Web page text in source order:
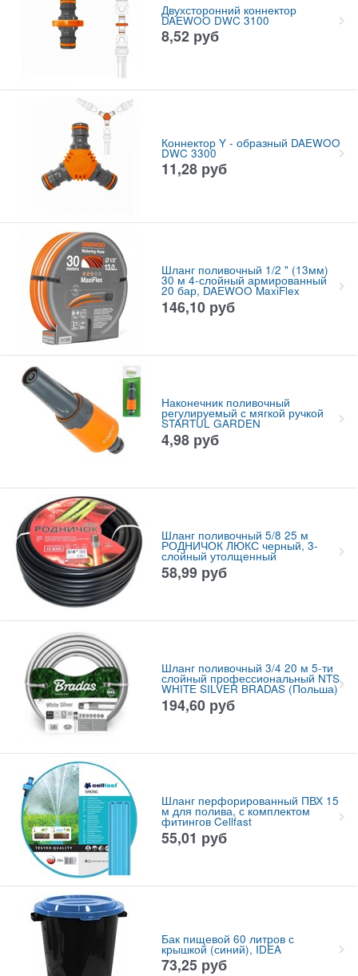
Двухсторонний коннектор
DAEWOO DWC 3100
8,52 руб
Коннектор Y - образный DAEWOO
DWC 3300
11,28 руб
Шланг поливочный 1/2 " (13мм)
30 м 4-слойный армированный
20 бар, DAEWOO MaxiFlex
146,10 руб
Наконечник поливочный
регулируемый с мягкой ручкой
STARTUL GARDEN
4,98 руб
Шланг поливочный 5/8 25 м
РОДНИЧОК ЛЮКС черный, 3-
слойный утолщенный
58,99 руб
Шланг поливочный 3/4 20 м 5-ти
слойный профессиональный NTS
WHITE SILVER BRADAS (Польша)
194,60 руб
Шланг перфорированный ПВХ 15
м для полива, с комплектом
фитингов Cellfast
55,01 руб
Бак пищевой 60 литров с
крышкой (синий), IDEA
73,25 руб